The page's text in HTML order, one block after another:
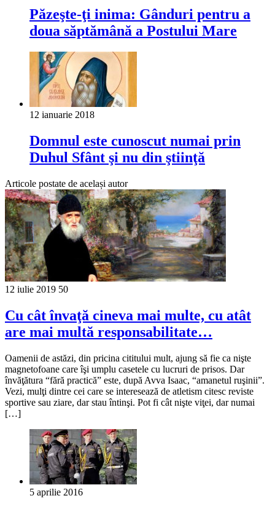
Păzeşte-ţi inima: Gânduri pentru a
doua săptămână a Postului Mare
12 ianuarie 2018
Domnul este cunoscut numai prin
Duhul Sfânt şi nu din ştiinţă
Articole postate de același autor
12 iulie 2019 50
Cu cât învaţă cineva mai multe, cu atât
are mai multă responsabilitate…
Oamenii de astăzi, din pricina cititului mult, ajung să fie ca nişte
magnetofoane care îşi umplu casetele cu lucruri de prisos. Dar
învăţătura “fără practică” este, după Avva Isaac, “amanetul ruşinii”.
Vezi, mulţi dintre cei care se interesează de atletism citesc reviste
sportive sau ziare, dar stau întinşi. Pot fi cât nişte viţei, dar numai
[…]
5 aprilie 2016